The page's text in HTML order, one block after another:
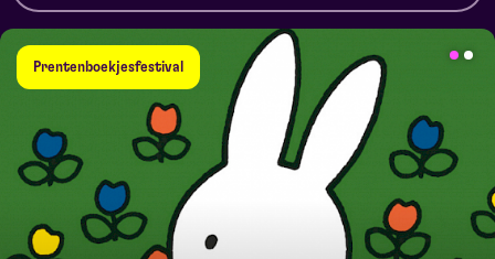
Prentenboekjesfestival